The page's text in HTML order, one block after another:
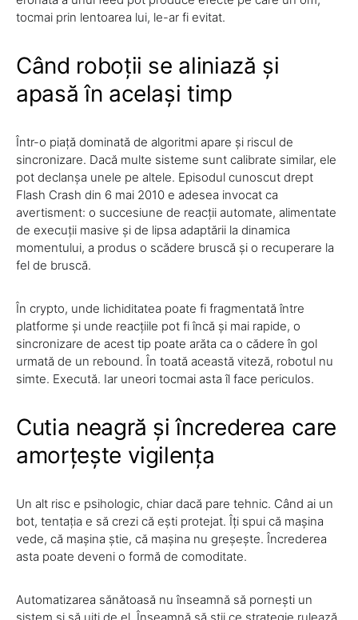
tocmai prin lentoarea lui, le-ar fi evitat.
Când roboții se aliniază și
apasă în același timp
Într-o piață dominată de algoritmi apare și riscul de
sincronizare. Dacă multe sisteme sunt calibrate similar, ele
pot declanșa unele pe altele. Episodul cunoscut drept
Flash Crash din 6 mai 2010 e adesea invocat ca
avertisment: o succesiune de reacții automate, alimentate
de execuții masive și de lipsa adaptării la dinamica
momentului, a produs o scădere bruscă și o recuperare la
fel de bruscă.
În crypto, unde lichiditatea poate fi fragmentată între
platforme și unde reacțiile pot fi încă și mai rapide, o
sincronizare de acest tip poate arăta ca o cădere în gol
urmată de un rebound. În toată această viteză, robotul nu
simte. Execută. Iar uneori tocmai asta îl face periculos.
Cutia neagră și încrederea care
amorțește vigilența
Un alt risc e psihologic, chiar dacă pare tehnic. Când ai un
bot, tentația e să crezi că ești protejat. Îți spui că mașina
vede, că mașina știe, că mașina nu greșește. Încrederea
asta poate deveni o formă de comoditate.
Automatizarea sănătoasă nu înseamnă să pornești un